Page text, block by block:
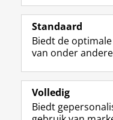
Volg de
Studiekiezers
Alumni
Over ons
Standaard
Biedt de
van onder
Volledig
Biedt